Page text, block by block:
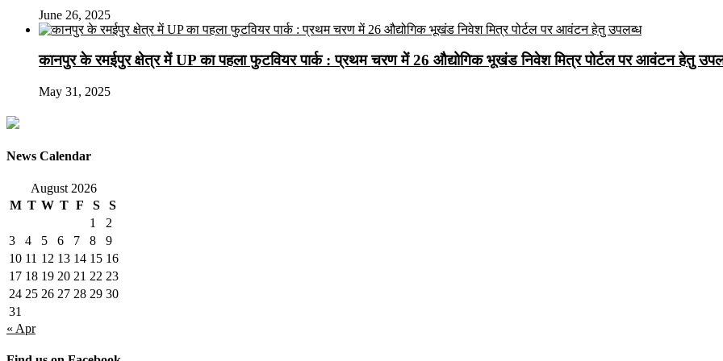
June 26, 2025
कानपुर के रमईपुर क्षेत्र में UP का पहला फुटवियर पार्क : प्रथम चरण में 26 औद्योगिक भूखंड निवेश मित्र पोर्टल पर आवंटन हेतु
May 31, 2025
News Calendar
August 2026
M T W T F S
S
1
2
3
4 5 6 7 8
9
10 11 12 13 14 15 16
17 18 19 20 21 22 23
24 25 26 27 28 29 30
31
« Apr